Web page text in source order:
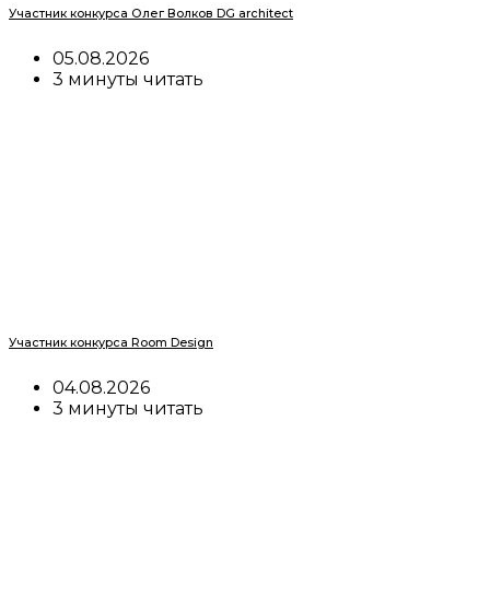
Участник конкурса Олег Волков DG architect
05.08.2026
3 минуты читать
Участник конкурса Room Design
04.08.2026
3 минуты читать